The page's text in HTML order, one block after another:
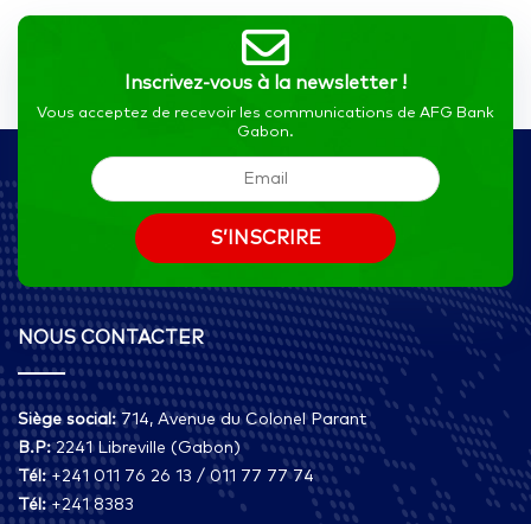
Inscrivez-vous à la newsletter !
Vous acceptez de recevoir les communications de AFG Bank
Gabon.
NOUS CONTACTER
Siège social:714, Avenue du Colonel Parant
B.P:2241 Libreville (Gabon)
Tél:+241 011 76 26 13 / 011 77 77 74
Tél:+241 8383